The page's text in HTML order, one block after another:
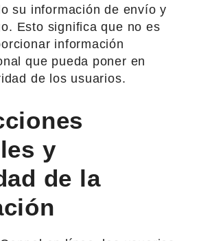
su información de envío y
Esto significa que no es
información
que pueda poner en
de los usuarios.
y
de la